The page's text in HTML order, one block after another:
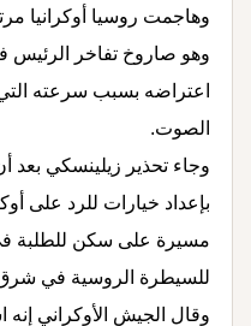
وهاجمت روسيا أوكرانيا
وهو صاروخ تفاخر الرئيس
الصوت.
وجاء تحذير زيلينسكي بعد
بإعداد خيارات للرد على
مسيرة على سكن للطلبة
للسيطرة الروسية في شرق
وقال الجيش الأوكراني